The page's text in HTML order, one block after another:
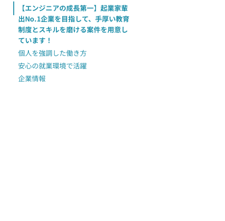
【エンジニアの成長第一】起業家輩
出No.1企業を目指して、手厚い教育
制度とスキルを磨ける案件を用意し
ています！
個人を強調した働き方
安心の就業環境で活躍
企業情報